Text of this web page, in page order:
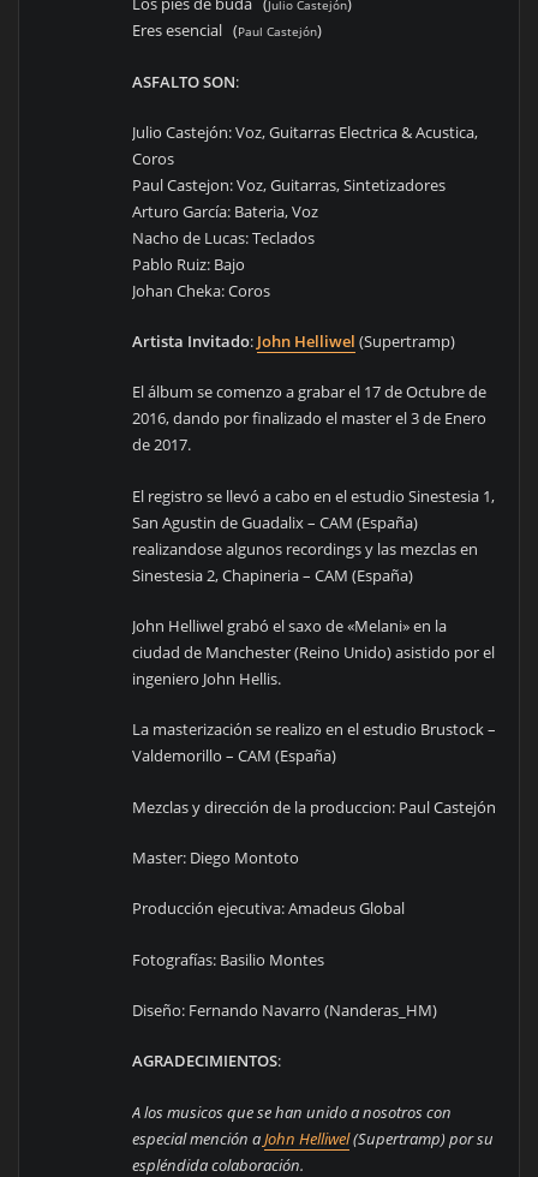
Julio Castejón
Eres esencial (Paul Castejón)
ASFALTO SON:
Julio Castejón: Voz, Guitarras Electrica & Acustica,
Coros
Paul Castejon: Voz, Guitarras, Sintetizadores
Arturo García: Bateria, Voz
Nacho de Lucas: Teclados
Pablo Ruiz: Bajo
Johan Cheka: Coros
Artista Invitado: John Helliwel (Supertramp)
El álbum se comenzo a grabar el 17 de Octubre de
2016, dando por finalizado el master el 3 de Enero
de 2017.
El registro se llevó a cabo en el estudio Sinestesia 1,
San Agustin de Guadalix – CAM (España)
realizandose algunos recordings y las mezclas en
Sinestesia 2, Chapineria – CAM (España)
John Helliwel grabó el saxo de «Melani» en la
ciudad de Manchester (Reino Unido) asistido por el
ingeniero John Hellis.
La masterización se realizo en el estudio Brustock –
Valdemorillo – CAM (España)
Mezclas y dirección de la produccion: Paul Castejón
Master: Diego Montoto
Producción ejecutiva: Amadeus Global
Fotografías: Basilio Montes
Diseño: Fernando Navarro (Nanderas_HM)
AGRADECIMIENTOS:
A los musicos que se han unido a nosotros con
especial mención aJohn Helliwel(Supertramp) por su
espléndida colaboración.